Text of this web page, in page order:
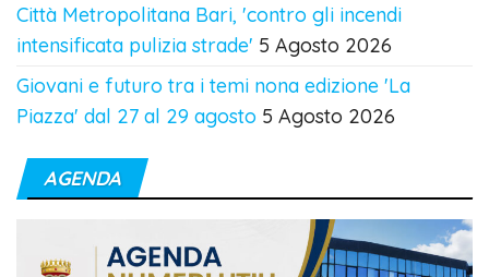
Città Metropolitana Bari, 'contro gli incendi
intensificata pulizia strade' 5 Agosto 2026
Giovani e futuro tra i temi nona edizione 'La
Piazza' dal 27 al 29 agosto 5 Agosto 2026
AGENDA